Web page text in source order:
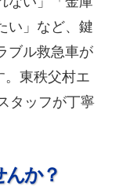
い」など、鍵
ブル救急車が
。東秩父村エ
タッフが丁寧
んか？